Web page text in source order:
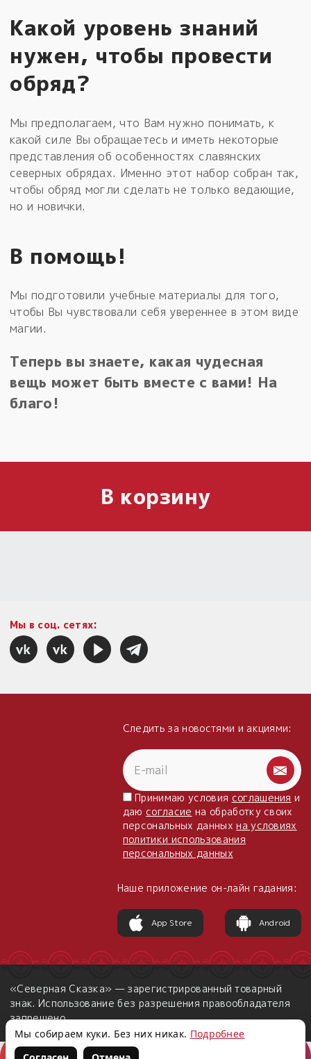
Какой уровень знаний
нужен, чтобы провести
обряд?
Мы предполагаем, что Вам нужно понимать, к
какой силе Вы обращаетесь и иметь некоторые
представления об особенностях славянских
северных обрядах. Именно этот набор собран так,
чтобы обряд могли сделать не только ведающие,
но и новички.
В помощь!
Мы подготовили учебные материалы для того,
чтобы Вы чувствовали себя увереннее в этом виде
магии.
Теперь вы знаете, какая чудесная
вещь может быть вместе с вами! На
благо!
В корзину
Мы в соц. сетях:
Следить за новостями и акциями:
Принимаю условия соглашения и
даю согласие на обработку своих
персональных данныхна условиях
политики использования
персональных данных
Наше приложение он-лайн гадания:
App Store Android
«Северная Сказка» — зарегистрированный товарный
знак. Использование без разрешения правообладателя
запрещено.
Мы собираем куки. Без них никак. Подробнее